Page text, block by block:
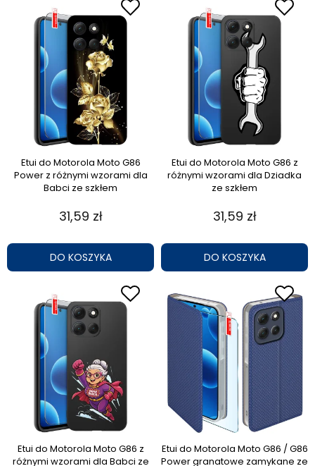
Etui do Motorola Moto G86
Power z różnymi wzorami dla
Babci ze szkłem
31,59 zł
DO KOSZYKA
Etui do Motorola Moto G86 z
różnymi wzorami dla Dziadka
ze szkłem
31,59 zł
DO KOSZYKA
Etui do Motorola Moto G86 z
różnymi wzorami dla Babci ze
Etui do Motorola Moto G86 / G86
Power granatowe zamykane ze